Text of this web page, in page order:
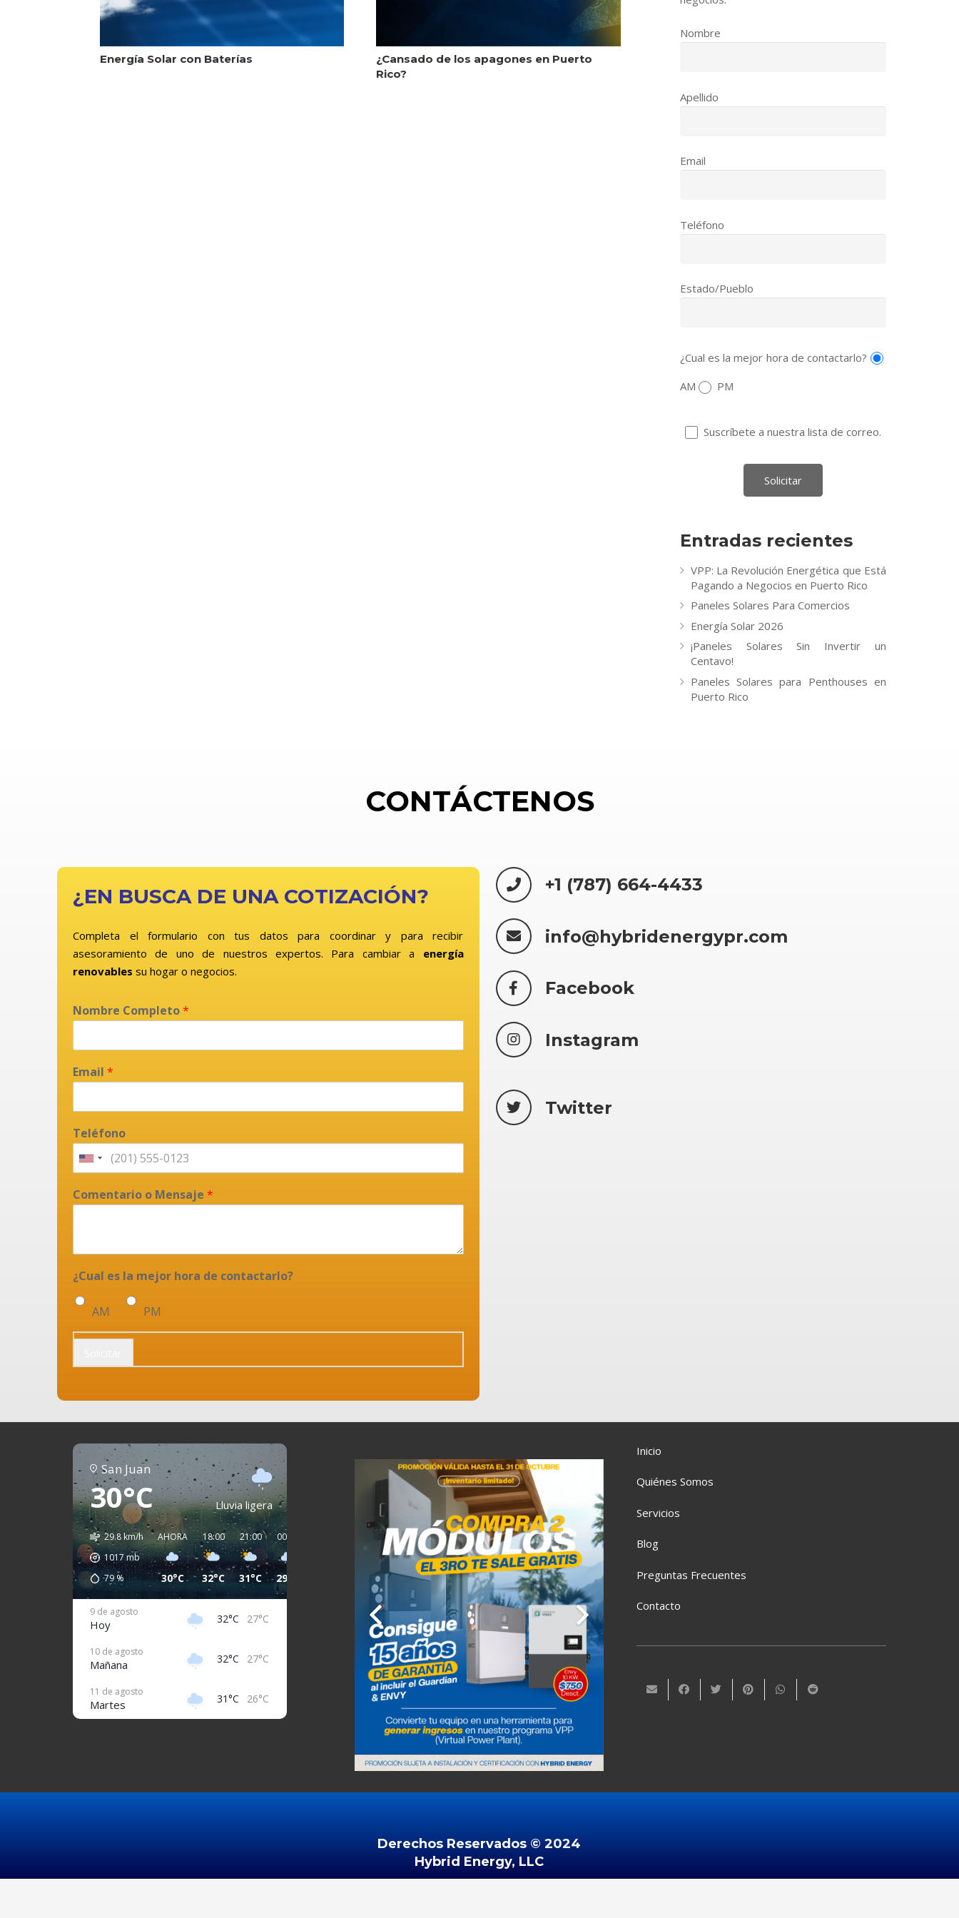
Energía Solar con Baterías
¿Cansado de los apagones en Puerto
Rico?
Nombre
Apellido
Email
Teléfono
Estado/Pueblo
¿Cual es la mejor hora de contactarlo?
AM PM
Suscríbete a nuestra lista de correo.
Entradas recientes
VPP: La Revolución Energética que Está
Pagando a Negocios en Puerto Rico
Paneles Solares Para Comercios
Energía Solar 2026
¡Paneles Solares Sin Invertir un
Centavo!
Paneles Solares para Penthouses en
Puerto Rico
CONTÁCTENOS
¿EN BUSCA DE UNA COTIZACIÓN?
Completa el formulario con tus datos para coordinar y para recibir
asesoramiento de uno de nuestros expertos. Para cambiar a energía
renovables su hogar o negocios.
Nombre Completo*
Email *
Teléfono
Comentario o Mensaje *
¿Cual es la mejor hora de contactarlo?
AM PM
+1 (787) 664-4433
info@hybridenergypr.com
Facebook
Instagram
Twitter
San Juan
30°C Lluvia ligera
29.8 km/h
1017mb
79 %
AHORA
30°C
18:00
32°C
21:00
31°C
00:00
29°C 28°C
09:00
28°C
12:00
30°C
9 de agosto
Hoy 32°C 27°C
10 de agosto
Mañana 32°C 27°C
11 de agosto
Martes 31°C 26°C
Inicio
Quiénes Somos
Servicios
Blog
Preguntas Frecuentes
Contacto
Derechos Reservados ©️ 2024
Hybrid Energy, LLC